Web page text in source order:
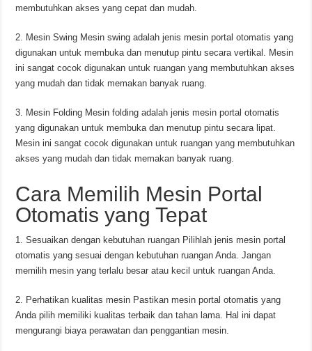
membutuhkan akses yang cepat dan mudah.
2. Mesin Swing Mesin swing adalah jenis mesin portal otomatis yang
digunakan untuk membuka dan menutup pintu secara vertikal. Mesin
ini sangat cocok digunakan untuk ruangan yang membutuhkan akses
yang mudah dan tidak memakan banyak ruang.
3. Mesin Folding Mesin folding adalah jenis mesin portal otomatis
yang digunakan untuk membuka dan menutup pintu secara lipat.
Mesin ini sangat cocok digunakan untuk ruangan yang membutuhkan
akses yang mudah dan tidak memakan banyak ruang.
Cara Memilih Mesin Portal
Otomatis yang Tepat
1. Sesuaikan dengan kebutuhan ruangan Pilihlah jenis mesin portal
otomatis yang sesuai dengan kebutuhan ruangan Anda. Jangan
memilih mesin yang terlalu besar atau kecil untuk ruangan Anda.
2. Perhatikan kualitas mesin Pastikan mesin portal otomatis yang
Anda pilih memiliki kualitas terbaik dan tahan lama. Hal ini dapat
mengurangi biaya perawatan dan penggantian mesin.